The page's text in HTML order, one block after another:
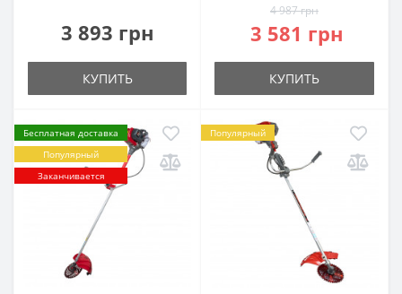
3 893 грн
КУПИТЬ
4 987 грн
3 581 грн
КУПИТЬ
Бесплатная доставка
Популярный
Заканчивается
Популярный